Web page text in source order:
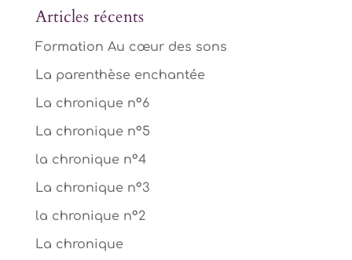
Articles récents
Formation Au cœur des sons
La parenthèse enchantée
La chronique n°6
La chronique n°5
la chronique n°4
La chronique n°3
la chronique n°2
La chronique